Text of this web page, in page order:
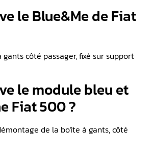
le Blue&Me de Fiat
côté passager, fixé sur support
le module bleu et
Fiat 500 ?
de la boîte à gants, côté